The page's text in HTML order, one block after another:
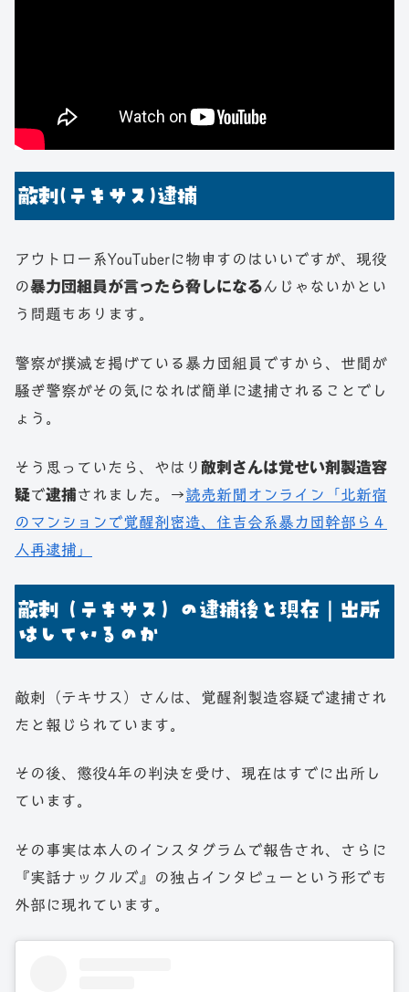
敵刺(テキサス)逮捕
アウトロー系YouTuberに物申すのはいいですが、現役
の暴力団組員が言ったら脅しになるんじゃないかとい
う問題もあります。
警察が撲滅を掲げている暴力団組員ですから、世間が
騒ぎ警察がその気になれば簡単に逮捕されることでし
ょう。
そう思っていたら、やはり 敵刺さんは覚せい剤製造容
疑で逮捕されました。→読売新聞オンライン「北新宿
のマンションで覚醒剤密造、住吉会系暴力団幹部ら４
人再逮捕」
敵刺（テキサス）の逮捕後と現在｜出所
はしているのか
敵刺（テキサス）さんは、覚醒剤製造容疑で逮捕され
たと報じられています。
その後、懲役4年の判決を受け、現在はすでに出所し
ています。
その事実は本人のインスタグラムで報告され、さらに
『実話ナックルズ』の独占インタビューという形でも
外部に現れています。